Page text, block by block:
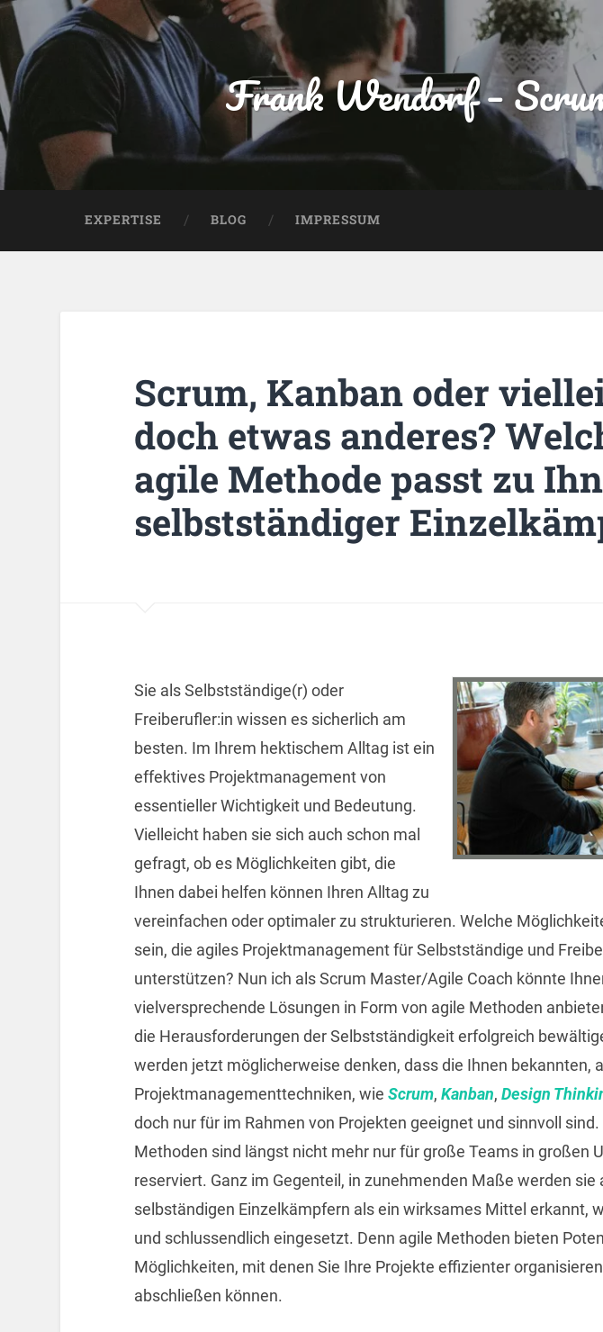
Frank Wendorf –
EXPERTISE BLOG IMPRESSUM
Scrum, Kanban oder
doch etwas anderes?
agile Methode passt zu
selbstständiger
Sie als Selbstständige(r) oder
Freiberufler:in wissen es sicherlich am
besten. Im Ihrem hektischem Alltag ist ein
effektives Projektmanagement von
essentieller Wichtigkeit und Bedeutung.
Vielleicht haben sie sich auch schon mal
gefragt, ob es Möglichkeiten gibt, die
Ihnen dabei helfen können Ihren Alltag zu
vereinfachen oder optimaler zu strukturieren. Welche
sein, die agiles Projektmanagement für Selbstständige und
unterstützen? Nun ich als Scrum Master/Agile Coach könnte
vielversprechende Lösungen in Form von agile Methoden
die Herausforderungen der Selbstständigkeit erfolgreich
werden jetzt möglicherweise denken, dass die Ihnen bekannten,
Projektmanagementtechniken, wie Scrum, Kanban, Design
doch nur für im Rahmen von Projekten geeignet und sinnvoll sind.
Methoden sind längst nicht mehr nur für große Teams in großen
reserviert. Ganz im Gegenteil, in zunehmenden Maße werden sie
selbständigen Einzelkämpfern als ein wirksames Mittel erkannt,
und schlussendlich eingesetzt. Denn agile Methoden bieten
Möglichkeiten, mit denen Sie Ihre Projekte effizienter
abschließen können.